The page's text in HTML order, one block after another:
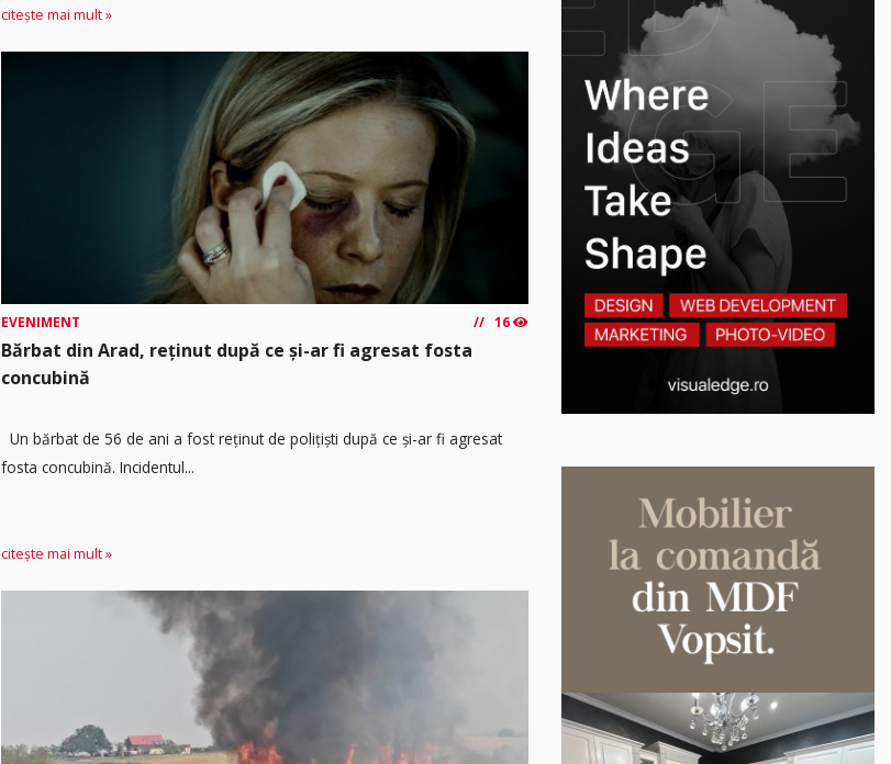
citește mai mult »
EVENIMENT 16
Bărbat din Arad, reținut după ce și-ar fi agresat fosta
concubină
Un bărbat de 56 de ani a fost reținut de polițiști după ce și-ar fi agresat
fosta concubină. Incidentul...
citește mai mult »